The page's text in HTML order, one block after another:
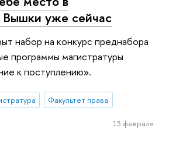
Вышки уже сейчас
набор на конкурс преднабора
программы магистратуры
к поступлению».
Факультет права
13 февраля